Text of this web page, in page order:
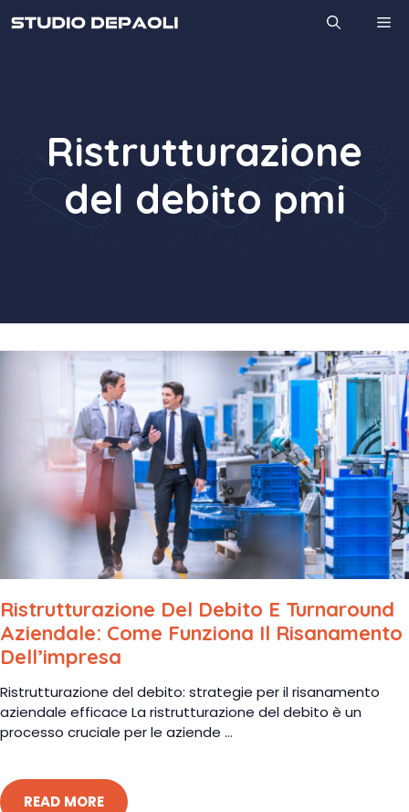
al
Ristrutturazione
del debito pmi
Ristrutturazione Del Debito E Turnaround
Aziendale: Come Funziona Il Risanamento
Dell’impresa
Ristrutturazione del debito: strategie per il risanamento
aziendale efficace La ristrutturazione del debito è un
processo cruciale per le aziende ...
READ MORE